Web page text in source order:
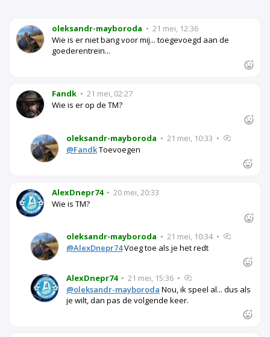
oleksandr-mayboroda • 21 mei, 12:36
Wie is er niet bang voor mij... toegevoegd aan de
goederentrein...
Fandk • 21 mei, 02:27
Wie is er op de TM?
oleksandr-mayboroda • 21 mei, 10:33 •
@FandkToevoegen
AlexDnepr74 • 20 mei, 20:33
Wie is TM?
oleksandr-mayboroda • 21 mei, 10:34 •
@AlexDnepr74Voeg toe als je het redt
AlexDnepr74 • 21 mei, 15:36 •
@oleksandr-mayboroda Nou, ik speel al... dus als
je wilt, dan pas de volgende keer.